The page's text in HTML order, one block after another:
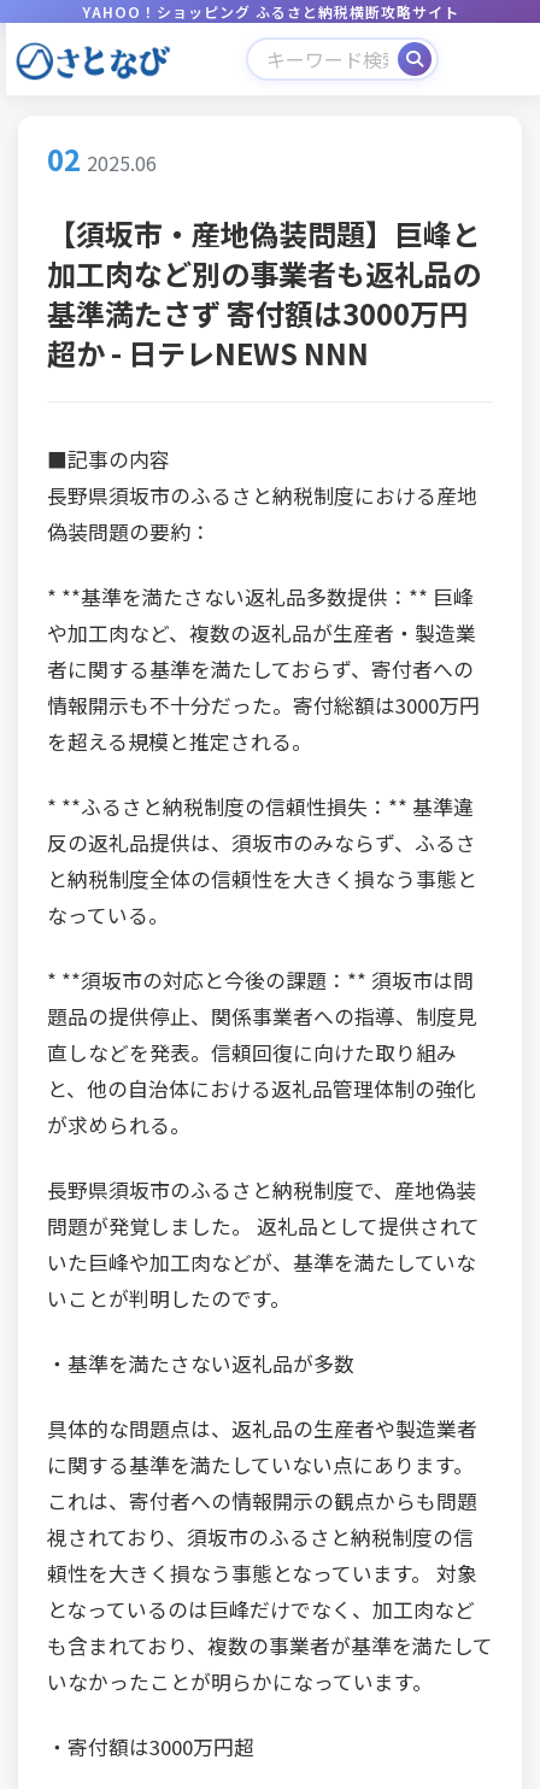
YAHOO！ショッピング ふるさと納税横断攻略サイト
02 2025.06
【須坂市・産地偽装問題】巨峰と
加工肉など別の事業者も返礼品の
基準満たさず 寄付額は3000万円
超か - 日テレNEWS NNN
■記事の内容
長野県須坂市のふるさと納税制度における産地
偽装問題の要約：
* **基準を満たさない返礼品多数提供：** 巨峰
や加工肉など、複数の返礼品が生産者・製造業
者に関する基準を満たしておらず、寄付者への
情報開示も不十分だった。寄付総額は3000万円
を超える規模と推定される。
* **ふるさと納税制度の信頼性損失：** 基準違
反の返礼品提供は、須坂市のみならず、ふるさ
と納税制度全体の信頼性を大きく損なう事態と
なっている。
* **須坂市の対応と今後の課題：** 須坂市は問
題品の提供停止、関係事業者への指導、制度見
直しなどを発表。信頼回復に向けた取り組み
と、他の自治体における返礼品管理体制の強化
が求められる。
長野県須坂市のふるさと納税制度で、産地偽装
問題が発覚しました。 返礼品として提供されて
いた巨峰や加工肉などが、基準を満たしていな
いことが判明したのです。
・基準を満たさない返礼品が多数
具体的な問題点は、返礼品の生産者や製造業者
に関する基準を満たしていない点にあります。
これは、寄付者への情報開示の観点からも問題
視されており、須坂市のふるさと納税制度の信
頼性を大きく損なう事態となっています。 対象
となっているのは巨峰だけでなく、加工肉など
も含まれており、複数の事業者が基準を満たして
いなかったことが明らかになっています。
・寄付額は3000万円超